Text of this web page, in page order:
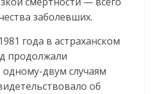
заболевших.
года в астраханском
продолжали
двум случаям
об